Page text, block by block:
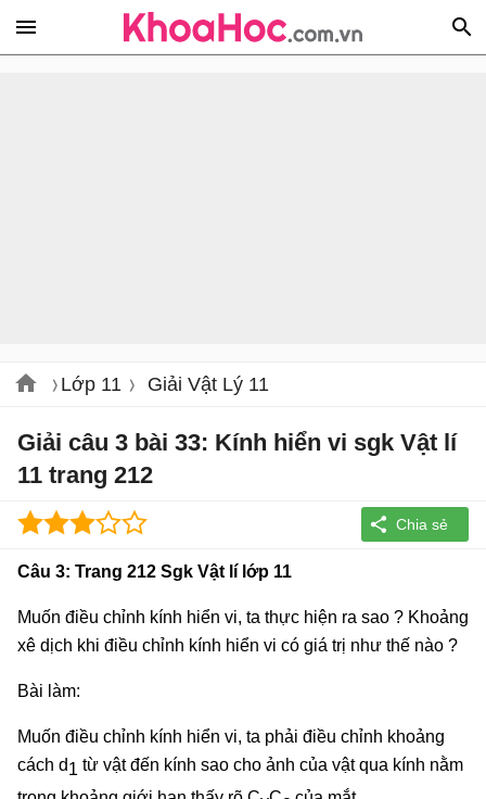
Lớp 11 Giải Vật Lý 11
Giải câu 3 bài 33: Kính hiển vi sgk Vật lí
11 trang 212
Câu 3: Trang 212 Sgk Vật lí lớp 11
Muốn điều chỉnh kính hiển vi, ta thực hiện ra sao ? Khoảng
xê dịch khi điều chỉnh kính hiển vi có giá trị như thế nào ?
Bài làm:
Muốn điều chỉnh kính hiển vi, ta phải điều chỉnh khoảng
cách d1 từ vật đến kính sao cho ảnh của vật qua kính nằm